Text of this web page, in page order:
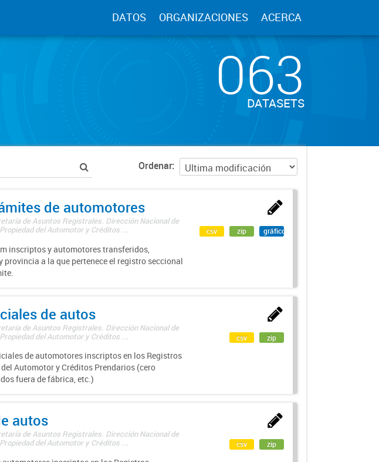
DATOS ORGANIZACIONES ACERCA
063
DATASETS
Ordenar
de automotores
de Asuntos Registrales. Dirección Nacional de
del Automotor y Créditos ...
inscriptos y automotores transferidos,
provincia a la que pertenece el registro seccional
csv zip gráfico
de autos
de Asuntos Registrales. Dirección Nacional de
del Automotor y Créditos ...
de automotores inscriptos en los Registros
Automotor y Créditos Prendarios (cero
fuera de fábrica, etc.)
csv zip
autos
de Asuntos Registrales. Dirección Nacional de
del Automotor y Créditos ...
csv zip